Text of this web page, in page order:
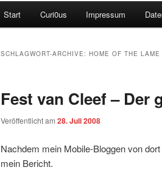
Start Curi0us Impressum
SCHLAGWORT-ARCHIVE: HOME OF THE LAME
Fest van Cleef – Der
Veröffentlicht am 28. Juli 2008
Nachdem mein Mobile-Bloggen von
mein Bericht.